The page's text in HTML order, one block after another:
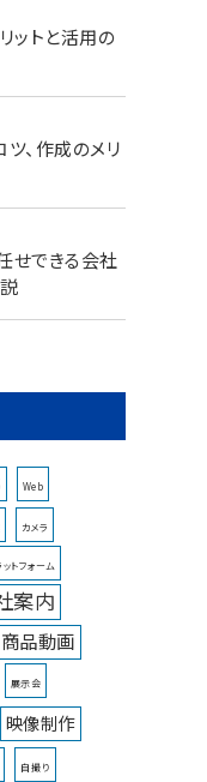
ットと活用の
、作成のメリ
せできる会社
Web
カメラ
ットフォーム
案内
商品動画
展示会
映像制作
自撮り